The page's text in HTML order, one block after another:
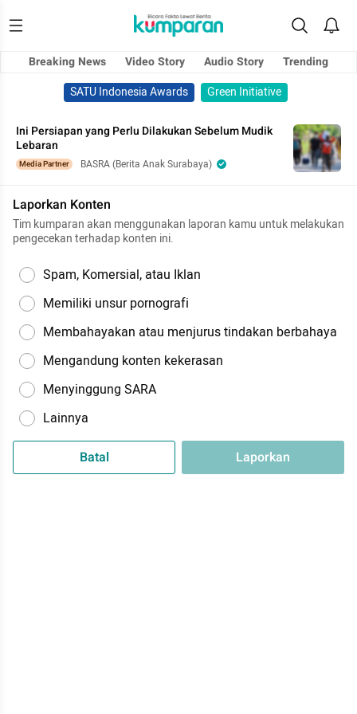
Breaking News Video Story Audio Story
Trending
SATU Indonesia Awards
Green Initiative
Ini Persiapan yang Perlu Dilakukan Sebelum Mudik
Lebaran
Media Partner BASRA (Berita Anak Surabaya)
Laporkan Konten
Tim kumparan akan menggunakan laporan kamu untuk melakukan
pengecekan terhadap konten ini.
Spam, Komersial, atau Iklan
Memiliki unsur pornografi
Membahayakan atau menjurus tindakan berbahaya
Mengandung konten kekerasan
Menyinggung SARA
Lainnya
Batal Laporkan